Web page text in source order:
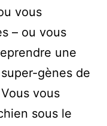
vous
– ou vous
une
gènes de
vous
sous le